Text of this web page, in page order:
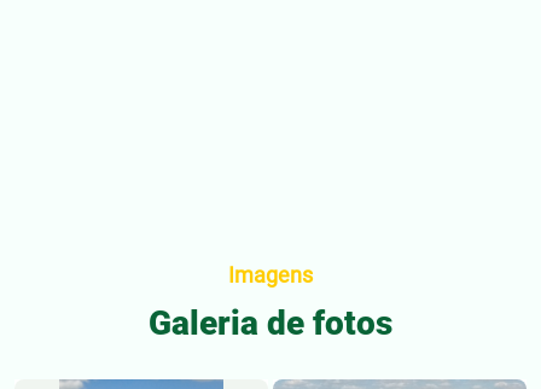
Imagens
Galeria de fotos